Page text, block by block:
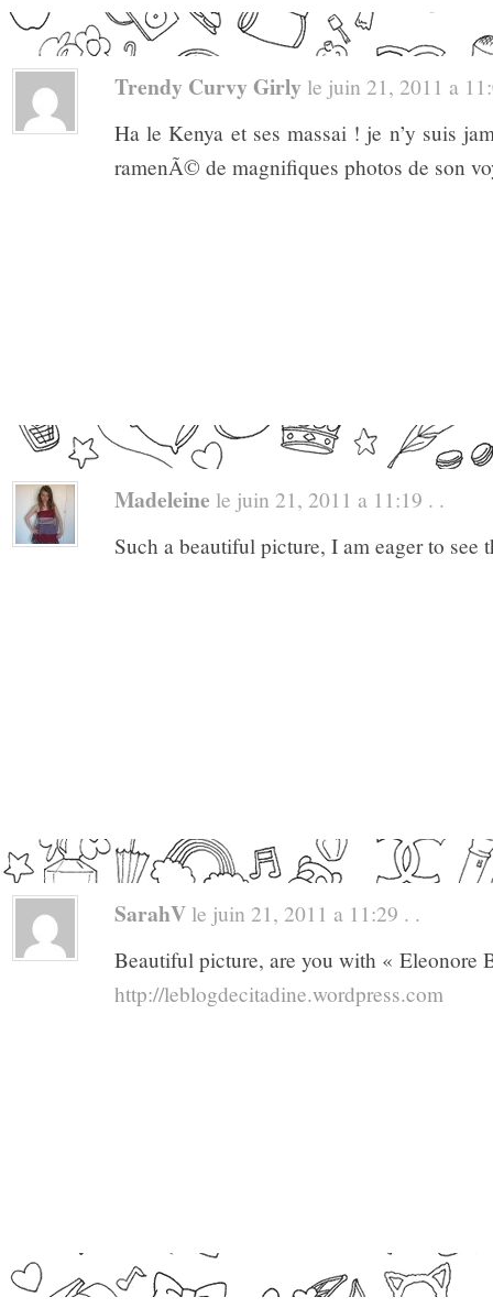
Trendy Curvy Girly le juin 21, 2011 a
Ha le Kenya et ses massai ! je n’y suis
ramenÃ© de magnifiques photos de son
Madeleine le juin 21, 2011 a 11:19 . .
Such a beautiful picture, I am eager to see
SarahV le juin 21, 2011 a 11:29 . .
Beautiful picture, are you with « Eleonore
http://leblogdecitadine.wordpress.com